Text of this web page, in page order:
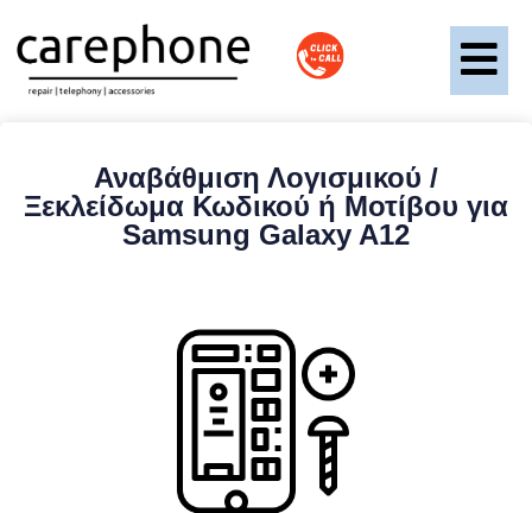
Αναβάθμιση Λογισμικού /
Ξεκλείδωμα Κωδικού ή Μοτίβου για
Samsung Galaxy A12